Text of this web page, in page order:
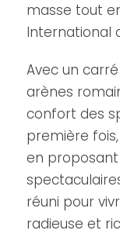
masse tout
International
Avec un
arènes
confort des
première
en proposant
réuni pour
radieuse et